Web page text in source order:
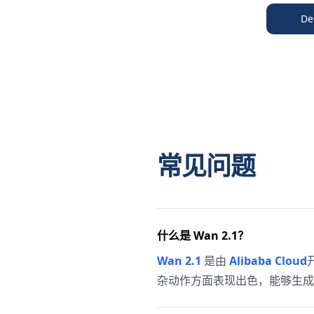
常见问题
什么是 Wan 2.1？
Wan 2.1 是由 Alibaba Cloud
杂动作方面表现出色，能够生